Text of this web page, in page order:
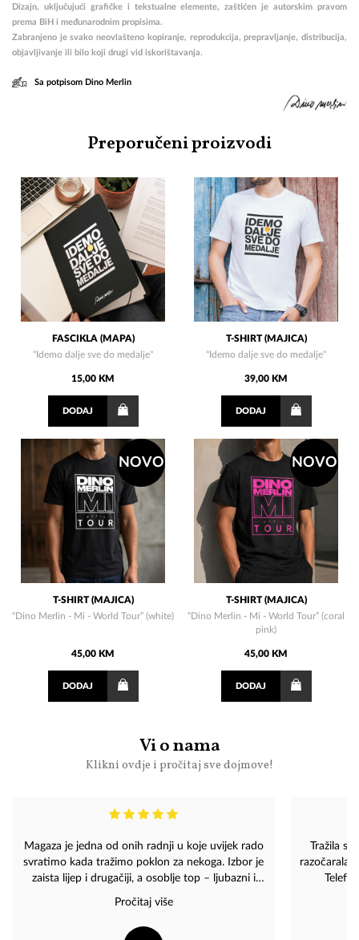
Dizajn, uključujući grafičke i tekstualne elemente, zaštićen je autorskim pravom
prema BiH i međunarodnim propisima.
Zabranjeno je svako neovlašteno kopiranje, reprodukcija, prepravljanje, distribucija,
objavljivanje ili bilo koji drugi vid iskorištavanja.
Sa potpisom Dino Merlin
Preporučeni proizvodi
FASCIKLA (MAPA)
"Idemo dalje sve do medalje"
15,00 KM
DODAJ
T-SHIRT (MAJICA)
"Idemo dalje sve do medalje"
39,00 KM
DODAJ
NOVO
T-SHIRT (MAJICA)
“Dino Merlin - Mi - World Tour” (white)
45,00 KM
DODAJ
NOVO
T-SHIRT (MAJICA)
“Dino Merlin - Mi - World Tour” (coral
pink)
45,00 KM
DODAJ
Vi o nama
Klikni ovdje i pročitaj sve dojmove!
Magaza je jedna od onih radnji u koje uvijek rado
svratimo kada tražimo poklon za nekoga. Izbor je
zaista lijep i drugačiji, a osoblje top – ljubazni i
prijatni, uvijek nasmijani i spremni pomoći. ❤️????
Pročitaj više
Tražila
razočarala.